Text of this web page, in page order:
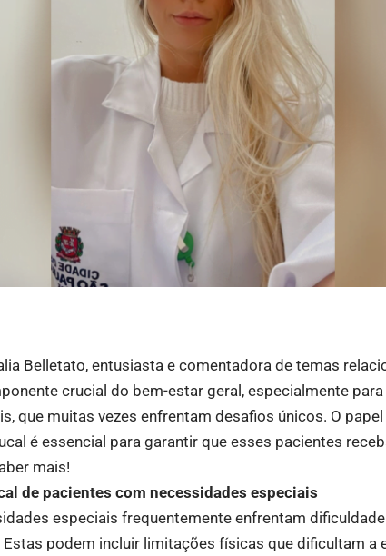
Belletato, entusiasta e comentadora de temas
crucial do bem-estar geral, especialmente
que muitas vezes enfrentam desafios únicos. O
é essencial para garantir que esses pacientes
mais!
de pacientes com necessidades especiais
especiais frequentemente enfrentam
Estas podem incluir limitações físicas que dificultam a